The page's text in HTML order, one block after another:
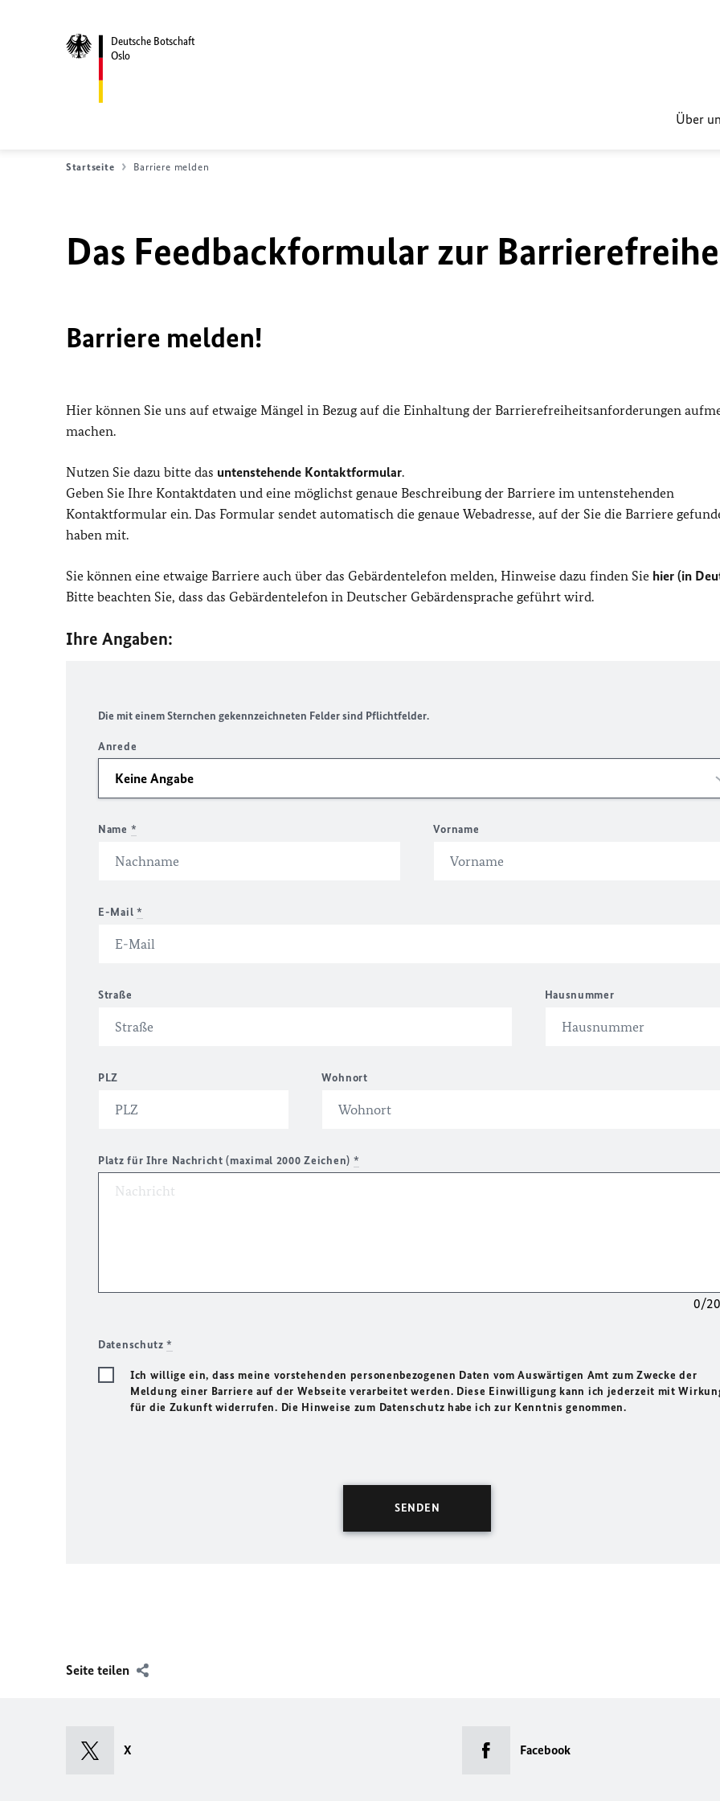
Deutsche Botschaft
Oslo
Über
Startseite Barriere melden
Das Feedbackformular zur
Barriere melden!
Hier können Sie uns auf etwaige Mängel in Bezug auf die Einhaltung der Barrierefreiheitsanforderungen
machen.
Nutzen Sie dazu bitte das untenstehende Kontaktformular.
Geben Sie Ihre Kontaktdaten und eine möglichst genaue Beschreibung der Barriere im untenstehenden
Kontaktformular ein. Das Formular sendet automatisch die genaue Webadresse, auf der Sie die Barriere
haben mit.
Sie können eine etwaige Barriere auch über das Gebärdentelefon melden, Hinweise dazu finden Sie hier (in
Bitte beachten Sie, dass das Gebärdentelefon in Deutscher Gebärdensprache geführt wird.
Ihre Angaben:
Die mit einem Sternchen gekennzeichneten Felder sind Pflichtfelder.
Anrede
Name * Vorname
E-Mail *
Straße Hausnummer
PLZ Wohnort
Platz für Ihre Nachricht (maximal 2000 Zeichen) *
0/
Datenschutz*
Ich willige ein, dass meine vorstehenden personenbezogenen Daten vom Auswärtigen Amt zum Zwecke der
Meldung einer Barriere auf der Webseite verarbeitet werden. Diese Einwilligung kann ich jederzeit mit
für die Zukunft widerrufen. Die Hinweise zum Datenschutz habe ich zur Kenntnis genommen.
Seite teilen
X Facebook